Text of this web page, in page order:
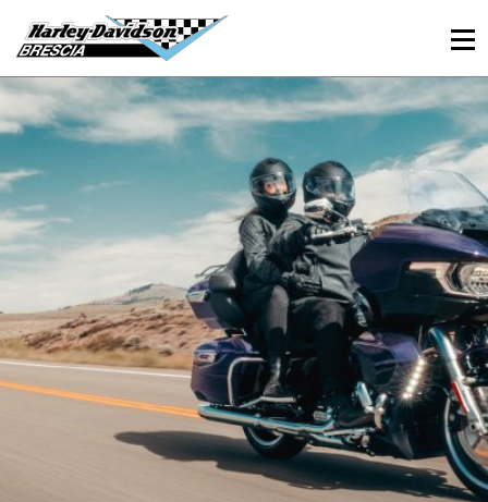
030 3366984 Viale Sant’Eufemia, 26 - Brescia